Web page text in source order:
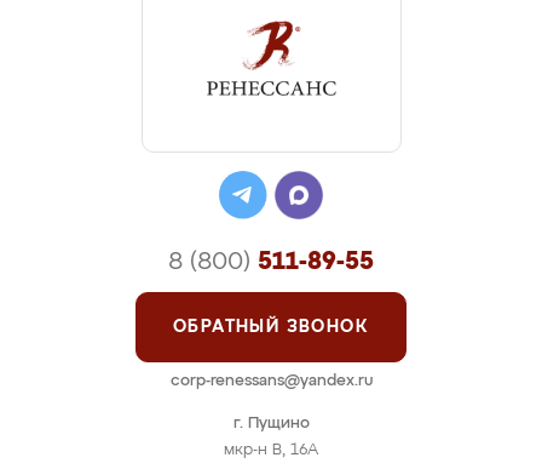
г. Пущино
мкр-н В, 16А
8 (800) 511-89-55
ОБРАТНЫЙ ЗВОНОК
corp-renessans@yandex.ru